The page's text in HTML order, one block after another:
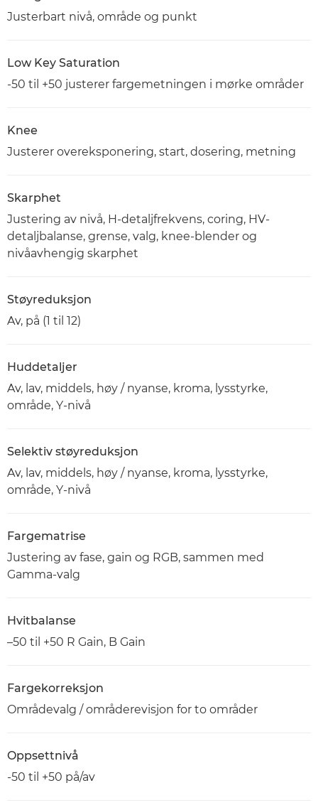
Justerbart nivå, område og punkt
Low Key Saturation
-50 til +50 justerer fargemetningen i mørke områder
Knee
Justerer overeksponering, start, dosering, metning
Skarphet
Justering av nivå, H-detaljfrekvens, coring, HV-
detaljbalanse, grense, valg, knee-blender og
nivåavhengig skarphet
Støyreduksjon
Av, på (1 til 12)
Huddetaljer
Av, lav, middels, høy / nyanse, kroma, lysstyrke,
område, Y-nivå
Selektiv støyreduksjon
Av, lav, middels, høy / nyanse, kroma, lysstyrke,
område, Y-nivå
Fargematrise
Justering av fase, gain og RGB, sammen med
Gamma-valg
Hvitbalanse
–50 til +50 R Gain, B Gain
Fargekorreksjon
Områdevalg / områderevisjon for to områder
Oppsettnivå
-50 til +50 på/av